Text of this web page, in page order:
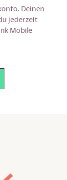
Deinen
jederzeit
Mobile